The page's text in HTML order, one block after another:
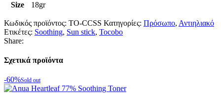
Size 18gr
Κωδικός προϊόντος: TO-CCSS Κατηγορίες: Πρόσωπο, Αντιηλιακό
Ετικέτες: Soothing, Sun stick, Tocobo
Share:
Σχετικά προϊόντα
-60%Sold out